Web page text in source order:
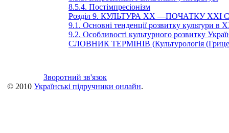
8.5.4. Постімпресіонізм
Розділ 9. КУЛЬТУРА XX —ПОЧАТКУ XXI
9.1. Основні тенденції розвитку культури в
9.2. Особливості культурного розвитку
СЛОВНИК ТЕРМІНІВ (Культурологія
Зворотний зв'язок
© 2010 Українські підручники онлайн.